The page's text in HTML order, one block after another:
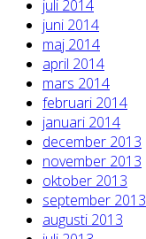
juli 2014
juni 2014
maj 2014
april 2014
mars 2014
februari 2014
januari 2014
december 2013
november 2013
oktober 2013
september 2013
augusti 2013